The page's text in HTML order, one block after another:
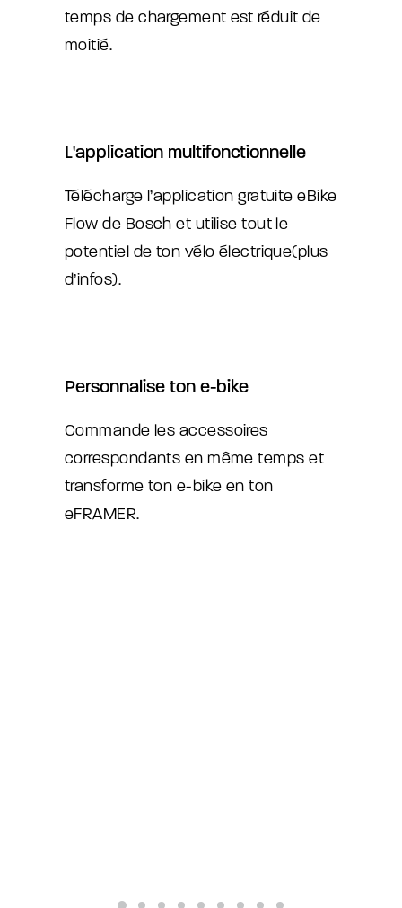
temps de chargement est réduit de
moitié.
L'application multifonctionnelle
Télécharge l’application gratuite eBike
Flow de Bosch et utilise tout le
potentiel de ton vélo électrique(plus
d’infos).
Personnalise ton e-bike
Commande les accessoires
correspondants en même temps et
transforme ton e-bike en ton
eFRAMER.